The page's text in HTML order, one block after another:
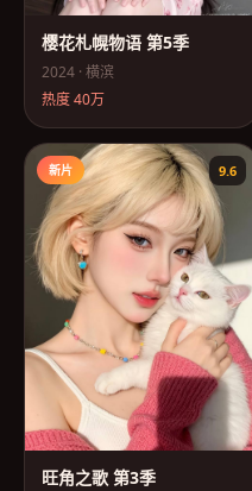
樱花札幌物语 第5季
2024 · 横滨
热度40万
新片 9.6
旺角之歌 第3季